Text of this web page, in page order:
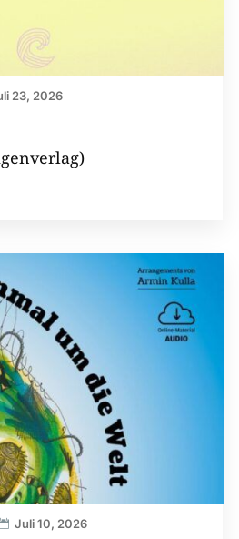
23, 2026
Juli 10, 2026